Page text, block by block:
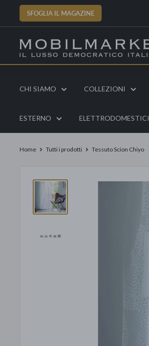
SFOGLIA IL MAGAZINE
CHI SIAMO COLLEZIONI
ESTERNO ELETTRODOMESTICI
Home Tutti i prodotti Tessuto Scion Chiyo